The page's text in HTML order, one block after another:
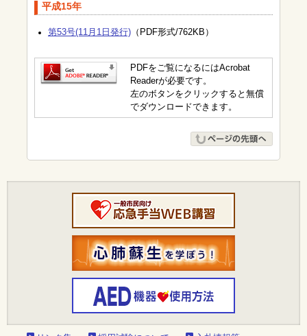
平成15年
第53号(11月1日発行) （PDF形式/762KB）
PDFをご覧になるにはAcrobat
Readerが必要です。
左のボタンをクリックすると無償
でダウンロードできます。